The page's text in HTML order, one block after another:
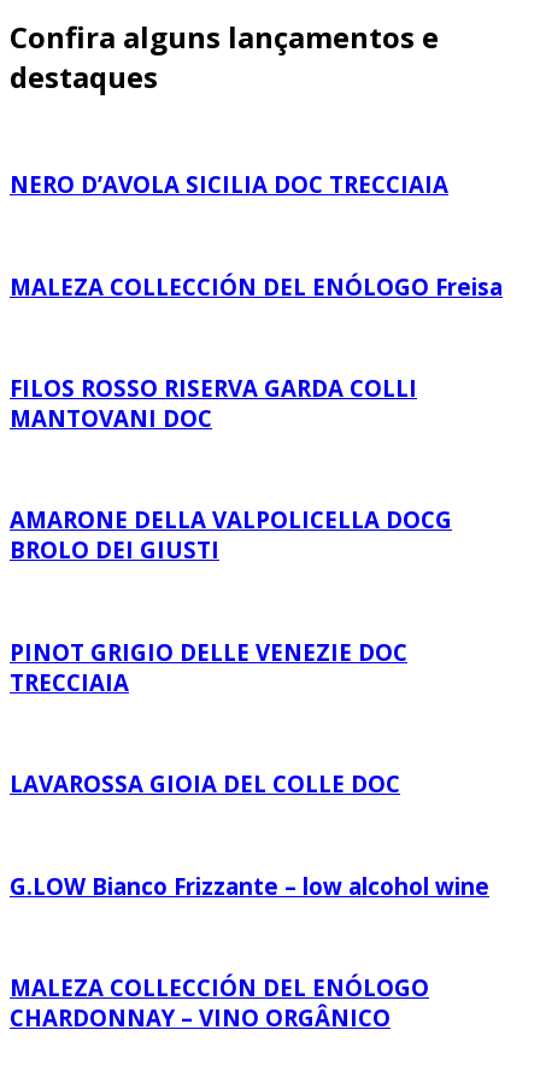
Confira alguns lançamentos e
destaques
NERO D’AVOLA SICILIA DOC TRECCIAIA
MALEZA COLLECCIÓN DEL ENÓLOGO Freisa
FILOS ROSSO RISERVA GARDA COLLI
MANTOVANI DOC
AMARONE DELLA VALPOLICELLA DOCG
BROLO DEI GIUSTI
PINOT GRIGIO DELLE VENEZIE DOC
TRECCIAIA
LAVAROSSA GIOIA DEL COLLE DOC
G.LOW Bianco Frizzante – low alcohol wine
MALEZA COLLECCIÓN DEL ENÓLOGO
CHARDONNAY – VINO ORGÂNICO